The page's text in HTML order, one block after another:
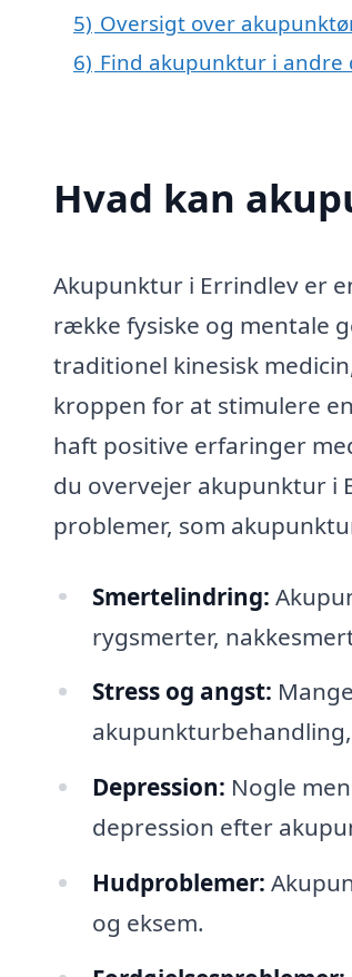
5) Oversigt over
6) Find akupunktur i andre
Hvad kan
Akupunktur i Errindlev er
række fysiske og mentale
traditionel kinesisk
kroppen for at stimulere
haft positive erfaringer
du overvejer akupunktur i
problemer, som
Smertelindring:
rygsmerter,
Stress og angst:
Depression: Nogle
depression efter
Hudproblemer:
og eksem.